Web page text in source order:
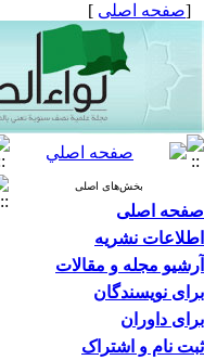
[صفحه اصلی ]
بخش‌های اصلی
صفحه اصلی
اطلاعات نشریه
آرشیو مجله و مقالات
برای نویسندگان
برای داوران
ثبت نام و اشتراک